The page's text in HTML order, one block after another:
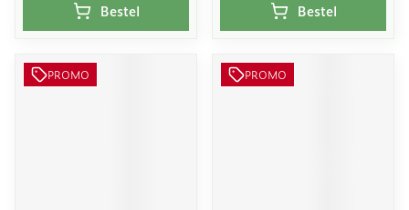
Bestel Bestel
PROMO PROMO